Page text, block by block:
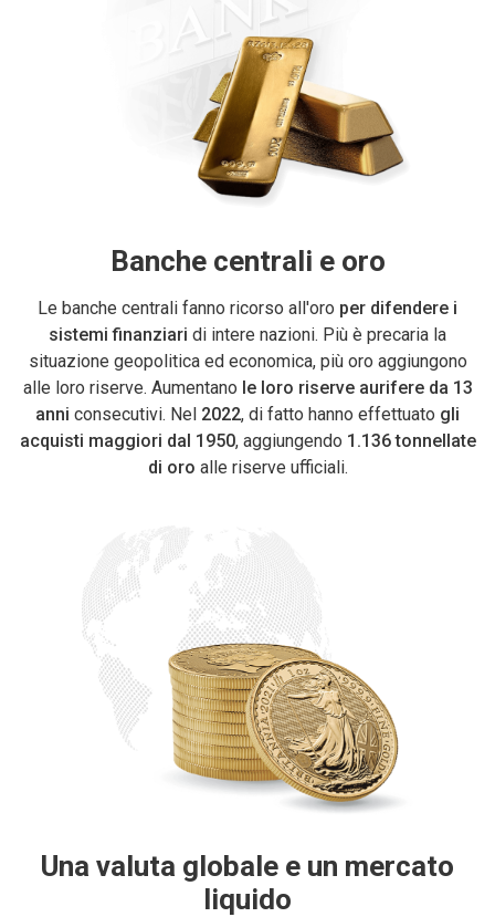
Banche centrali e oro
Le banche centrali fanno ricorso all'oro per difendere i
sistemi finanziari di intere nazioni. Più è precaria la
situazione geopolitica ed economica, più oro aggiungono
alle loro riserve. Aumentano le loro riserve aurifere da 13
anni consecutivi. Nel 2022, di fatto hanno effettuato gli
acquisti maggiori dal 1950, aggiungendo 1.136 tonnellate
di oro alle riserve ufficiali.
Una valuta globale e un mercato
liquido